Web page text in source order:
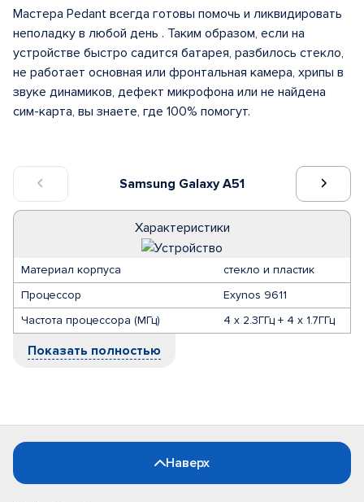
Samsung Galaxy A51
Характеристики
Материал корпуса
стекло и пластик
Процессор
Exynos 9611
Частота процессора (МГц)
4 x 2.3ГГц + 4 x 1.7ГГц
Показать полностью
Мастера Pedant всегда готовы помочь и ликвидировать
неполадку в любой день . Таким образом, если на
устройстве быстро садится батарея, разбилось стекло,
не работает основная или фронтальная камера, хрипы в
звуке динамиков, дефект микрофона или не найдена
сим-карта, вы знаете, где 100% помогут.
Наверх